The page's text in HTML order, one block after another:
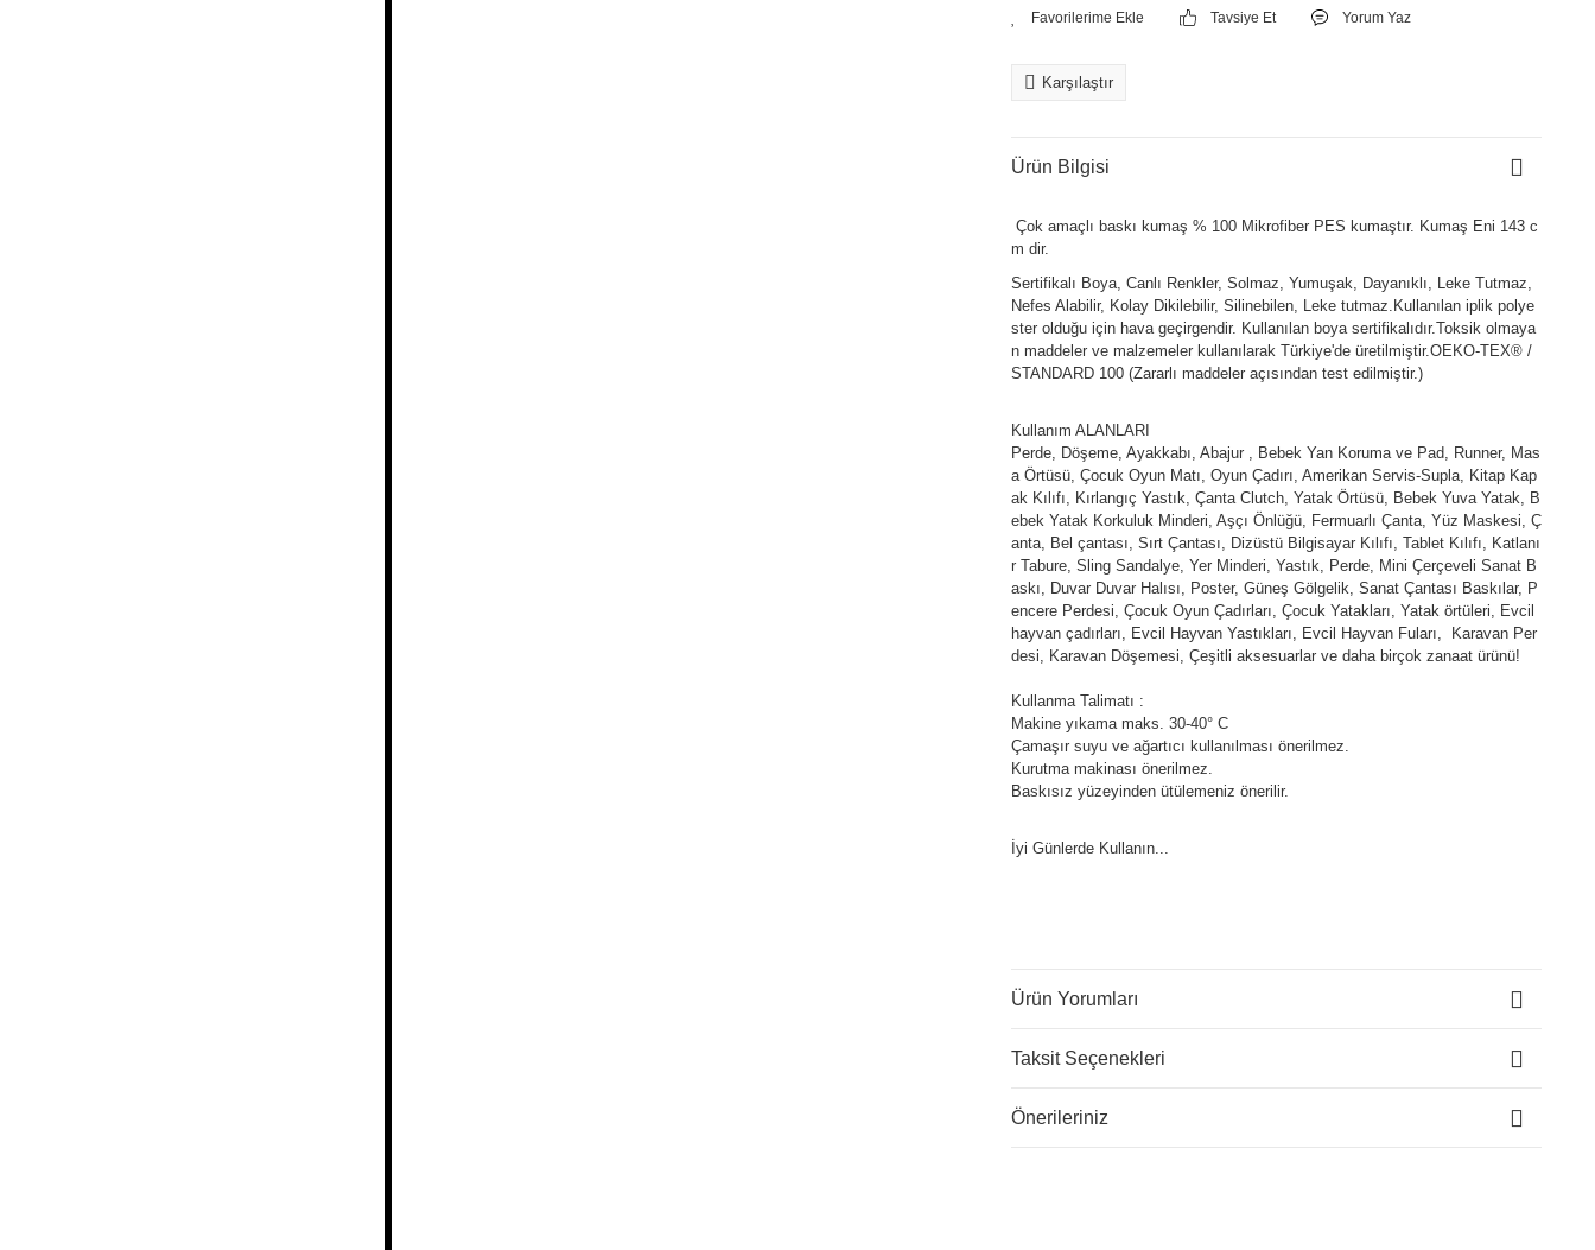
Tavsiye Et Yorum Yaz
Karşılaştır
Ürün Bilgisi
Çok amaçlı baskı kumaş % 100 Mikrofiber PES kumaştır. Kumaş Eni 143 c
m dir.
Sertifikalı Boya, Canlı Renkler, Solmaz, Yumuşak, Dayanıklı, Leke Tutmaz,
Nefes Alabilir, Kolay Dikilebilir, Silinebilen, Leke tutmaz.Kullanılan iplik polye
ster olduğu için hava geçirgendir. Kullanılan boya sertifikalıdır.Toksik olmaya
n maddeler ve malzemeler kullanılarak Türkiye'de üretilmiştir.OEKO-TEX® /
STANDARD 100 (Zararlı maddeler açısından test edilmiştir.)
Kullanım ALANLARI
Perde, Döşeme, Ayakkabı, Abajur , Bebek Yan Koruma ve Pad, Runner, Mas
a Örtüsü, Çocuk Oyun Matı, Oyun Çadırı, Amerikan Servis-Supla, Kitap Kap
ak Kılıfı, Kırlangıç Yastık, Çanta Clutch, Yatak Örtüsü, Bebek Yuva Yatak, B
ebek Yatak Korkuluk Minderi, Aşçı Önlüğü, Fermuarlı Çanta, Yüz Maskesi, Ç
anta, Bel çantası, Sırt Çantası, Dizüstü Bilgisayar Kılıfı, Tablet Kılıfı, Katlanı
r Tabure, Sling Sandalye, Yer Minderi, Yastık, Perde, Mini Çerçeveli Sanat B
askı, Duvar Duvar Halısı, Poster, Güneş Gölgelik, Sanat Çantası Baskılar, P
encere Perdesi, Çocuk Oyun Çadırları, Çocuk Yatakları, Yatak örtüleri, Evcil
hayvan çadırları, Evcil Hayvan Yastıkları, Evcil Hayvan Fuları, Karavan Per
desi, Karavan Döşemesi, Çeşitli aksesuarlar ve daha birçok zanaat ürünü!
Kullanma Talimatı :
Makine yıkama maks. 30-40° C
Çamaşır suyu ve ağartıcı kullanılması önerilmez.
Kurutma makinası önerilmez.
Baskısız yüzeyinden ütülemeniz önerilir.
İyi Günlerde Kullanın...
Ürün Yorumları
Taksit Seçenekleri
Önerileriniz